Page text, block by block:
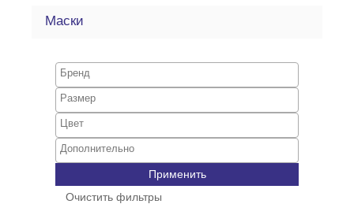
Маски
Применить
Очистить фильтры